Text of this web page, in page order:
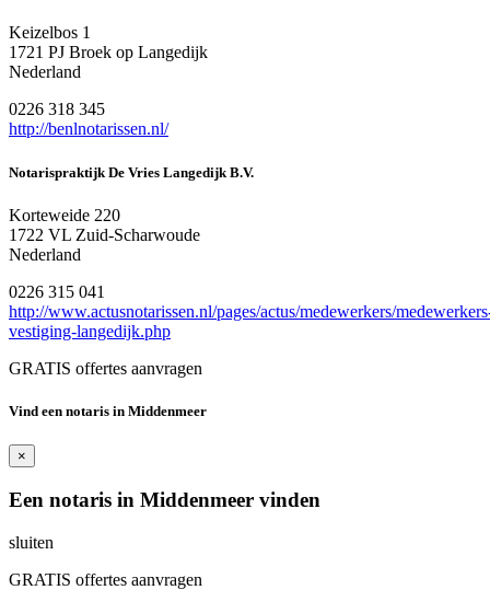
Keizelbos 1
1721 PJ Broek op Langedijk
Nederland
0226 318 345
http://benlnotarissen.nl/
Notarispraktijk De Vries Langedijk B.V.
Korteweide 220
1722 VL Zuid-Scharwoude
Nederland
0226 315 041
http://www.actusnotarissen.nl/pages/actus/medewerkers/
vestiging-langedijk.php
GRATIS offertes aanvragen
Vind een notaris in Middenmeer
×
Een notaris in Middenmeer vinden
sluiten
GRATIS offertes aanvragen